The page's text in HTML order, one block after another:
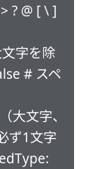
? @ [ \ ]
字を除
# スペ
大文字、
ず1文字